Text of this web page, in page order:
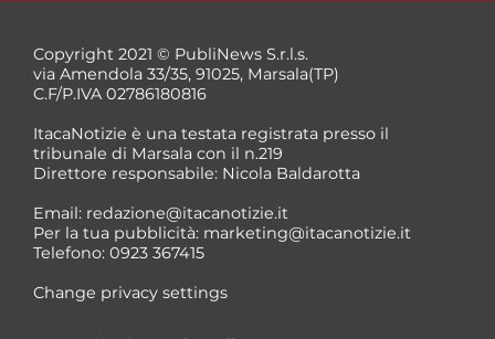
*
Copyright 2021 © PubliNews S.r.l.s.
via Amendola 33/35, 91025, Marsala(TP)
C.F/P.IVA 02786180816
ItacaNotizie è una testata registrata presso il
tribunale di Marsala con il n.219
Direttore responsabile: Nicola Baldarotta
Email: redazione@itacanotizie.it
Per la tua pubblicità: marketing@itacanotizie.it
Telefono: 0923 367415
Change privacy settings